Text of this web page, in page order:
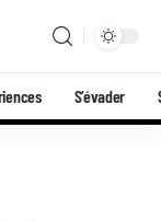
S’évader